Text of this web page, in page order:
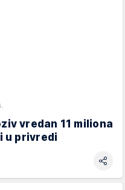
vredan 11 miliona
u privredi